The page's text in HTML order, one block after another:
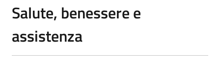
Salute, benessere e
assistenza